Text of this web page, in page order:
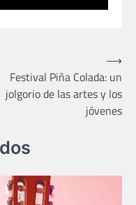
Festival Piña Colada: un
jolgorio de las artes y los
jóvenes
⟶